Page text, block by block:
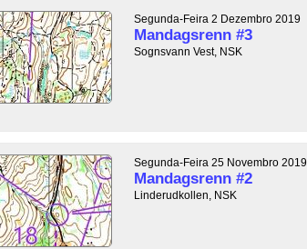
Segunda-Feira 2 Dezembro 2019
Mandagsrenn #3
Sognsvann Vest, NSK
Segunda-Feira 25 Novembro 2019
Mandagsrenn #2
Linderudkollen, NSK